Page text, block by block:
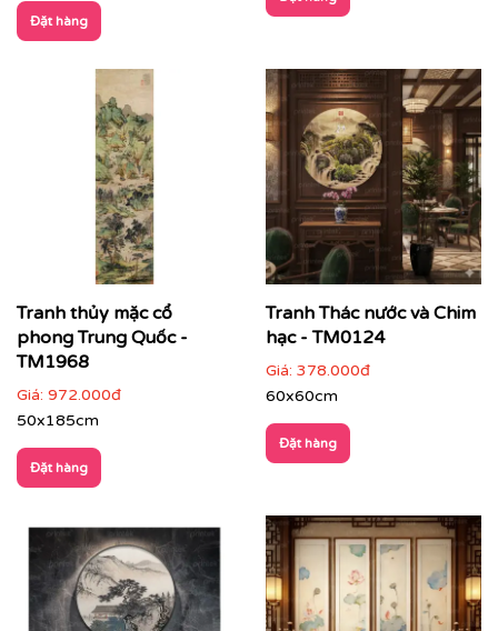
Khách sạn, resort cao cấp
Đặt hàng
Tranh thủy mặc cổ
phong Trung Quốc -
TM1968
Giá: 972.000đ
50x185cm
Đặt hàng
Tranh Thác nước và Chim
hạc - TM0124
Giá: 378.000đ
60x60cm
Đặt hàng